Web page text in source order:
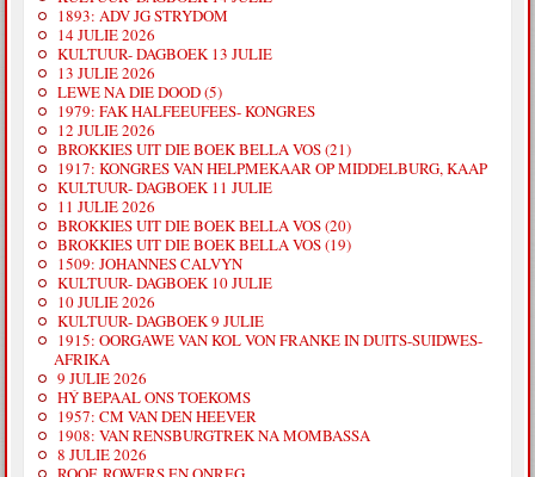
1893: ADV JG STRYDOM
14 JULIE 2026
KULTUUR- DAGBOEK 13 JULIE
13 JULIE 2026
LEWE NA DIE DOOD (5)
1979: FAK HALFEEUFEES- KONGRES
12 JULIE 2026
BROKKIES UIT DIE BOEK BELLA VOS (21)
1917: KONGRES VAN HELPMEKAAR OP MIDDELBURG, KAAP
KULTUUR- DAGBOEK 11 JULIE
11 JULIE 2026
BROKKIES UIT DIE BOEK BELLA VOS (20)
BROKKIES UIT DIE BOEK BELLA VOS (19)
1509: JOHANNES CALVYN
KULTUUR- DAGBOEK 10 JULIE
10 JULIE 2026
KULTUUR- DAGBOEK 9 JULIE
1915: OORGAWE VAN KOL VON FRANKE IN DUITS-SUIDWES-
AFRIKA
9 JULIE 2026
HÝ BEPAAL ONS TOEKOMS
1957: CM VAN DEN HEEVER
1908: VAN RENSBURGTREK NA MOMBASSA
8 JULIE 2026